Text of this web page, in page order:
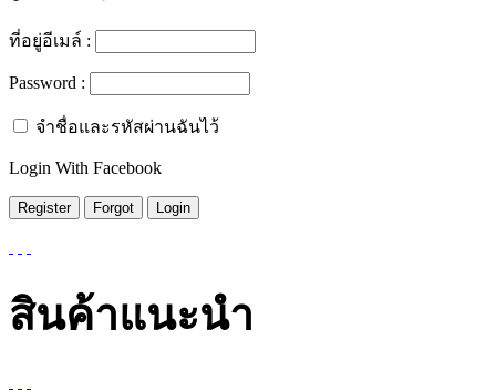
ที่อยู่อีเมล์ :
Password :
จำชื่อและรหัสผ่านฉันไว้
Login With Facebook
สินค้าแนะนำ